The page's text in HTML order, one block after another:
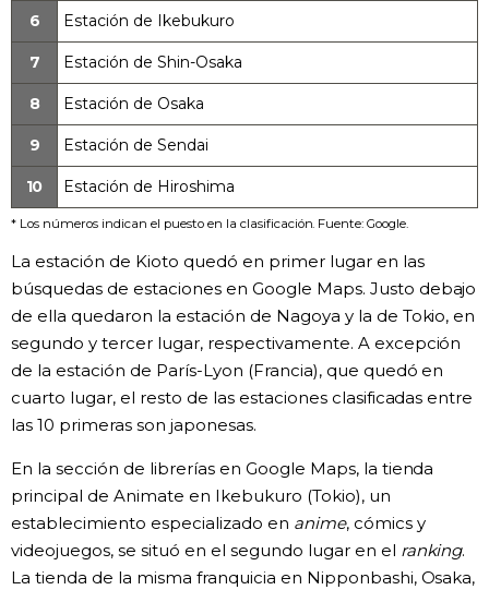
6 Estación de Ikebukuro
7 Estación de Shin-Osaka
8 Estación de Osaka
9 Estación de Sendai
10 Estación de Hiroshima
* Los números indican el puesto en la clasificación. Fuente: Google.
La estación de Kioto quedó en primer lugar en las
búsquedas de estaciones en Google Maps. Justo debajo
de ella quedaron la estación de Nagoya y la de Tokio, en
segundo y tercer lugar, respectivamente. A excepción
de la estación de París-Lyon (Francia), que quedó en
cuarto lugar, el resto de las estaciones clasificadas entre
las 10 primeras son japonesas.
En la sección de librerías en Google Maps, la tienda
principal de Animate en Ikebukuro (Tokio), un
establecimiento especializado en anime, cómics y
videojuegos, se situó en el segundo lugar en el ranking.
La tienda de la misma franquicia en Nipponbashi, Osaka,